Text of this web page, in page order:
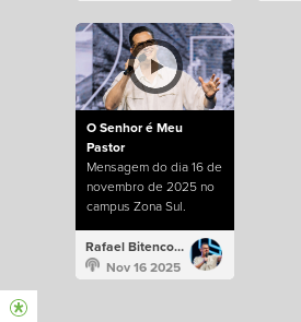
O Senhor é Meu
Pastor
Mensagem do dia 16 de
novembro de 2025 no
campus Zona Sul.
Rafael Bitencourt
Nov 16 2025